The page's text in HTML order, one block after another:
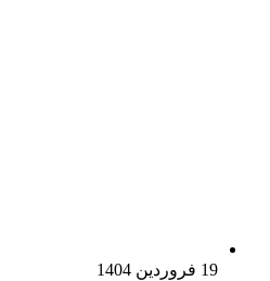
19 فروردین 1404